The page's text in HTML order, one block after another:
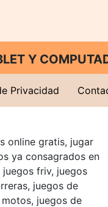
Y
Privacidad
online gratis, jugar
ya consagrados en
friv, juegos
juegos de
juegos de